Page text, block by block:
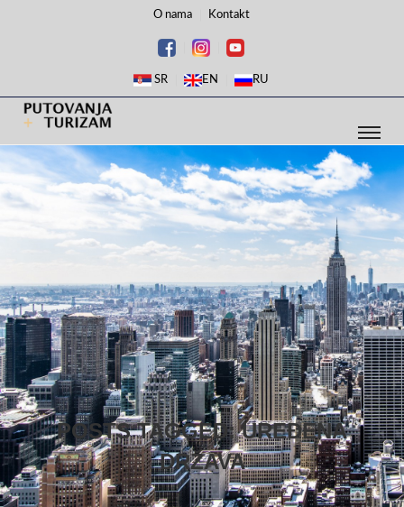
O nama Kontakt
SR EN RU
POSTS TAGGED: UREĐENA
DRŽAVA